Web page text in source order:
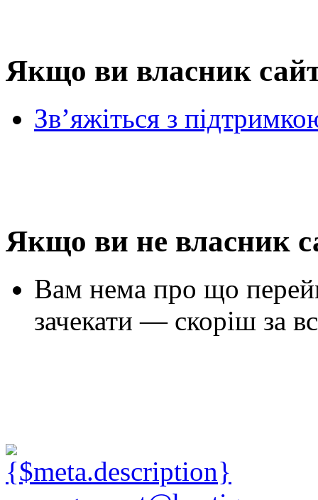
Якщо ви власник
Зв’яжіться з
Якщо ви не власник
Вам нема про що
зачекати — скоріш за